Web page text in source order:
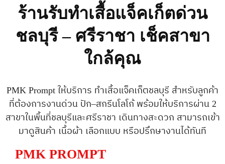
ร้านรับทำเสื้อแจ็คเก็ตด่วน
ชลบุรี – ศรีราชา เช็คสาขา
ใกล้คุณ
PMK Prompt ให้บริการ ทำเสื้อแจ็คเก็ตชลบุรี สำหรับลูกค้า
ที่ต้องการงานด่วน ปัก–สกรีนโลโก้ พร้อมให้บริการผ่าน 2
สาขาในพื้นที่ชลบุรีและศรีราชา เดินทางสะดวก สามารถเข้า
มาดูสินค้า เนื้อผ้า เลือกแบบ หรือปรึกษางานได้ทันที
PMK PROMPT